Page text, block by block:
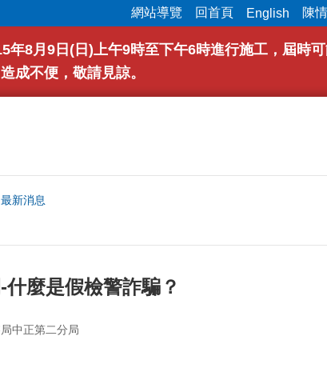
網站導覽 回首頁 English 陳
年8月9日(日)上午9時至下午6時進行施工，屆時
成不便，敬請見諒。
最新消息
麼是假檢警詐騙？
中正第二分局